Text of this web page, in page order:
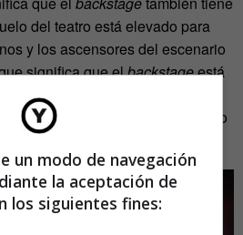
del teatro está elevado para
y los ascensores del escenario
significa que elbackstageestá
termina, habrá algún almacén
los camerinos seguirán estando
debajo».
un modo de navegación
la aceptación de
los siguientes fines: